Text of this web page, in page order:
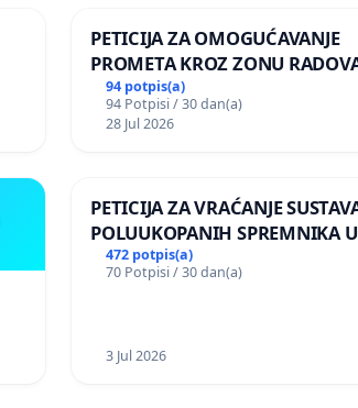
PETICIJA ZA OMOGUĆAVANJE
PROMETA KROZ ZONU
ZA STANOVNIKE Mjesnog
Kamensko i Lemić Brdo
94 potpis(a)
94 Potpisi / 30 dan(a)
28 Jul 2026
PETICIJA ZA VRAĆANJE
POLUUKOPANIH SPREMNIKA U
NASELJU KOLANJSKI GAJAC
472 potpis(a)
70 Potpisi / 30 dan(a)
3 Jul 2026